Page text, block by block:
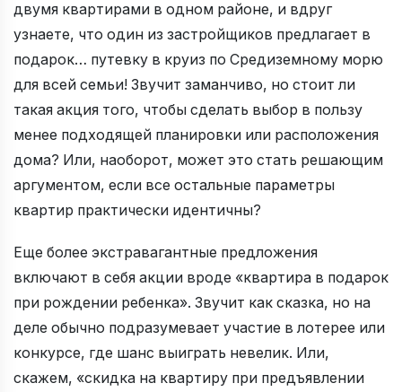
двумя квартирами в одном районе, и вдруг
узнаете, что один из застройщиков предлагает в
подарок… путевку в круиз по Средиземному морю
для всей семьи! Звучит заманчиво, но стоит ли
такая акция того, чтобы сделать выбор в пользу
менее подходящей планировки или расположения
дома? Или, наоборот, может это стать решающим
аргументом, если все остальные параметры
квартир практически идентичны?
Еще более экстравагантные предложения
включают в себя акции вроде «квартира в подарок
при рождении ребенка». Звучит как сказка, но на
деле обычно подразумевает участие в лотерее или
конкурсе, где шанс выиграть невелик. Или,
скажем, «скидка на квартиру при предъявлении